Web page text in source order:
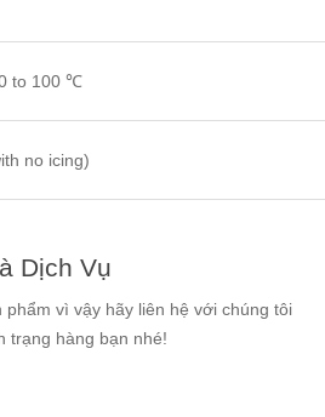
to 100 ℃
no icing)
Dịch Vụ
vì vậy hãy liên hệ với chúng tôi
trạng hàng bạn nhé!